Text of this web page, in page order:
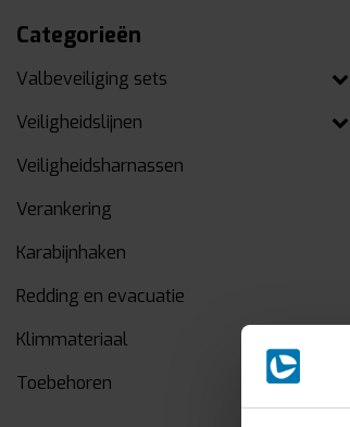
Categorieën
Valbeveiliging sets
Veiligheidslijnen
Veiligheidsharnassen
Verankering
Karabijnhaken
Redding en evacuatie
Klimmateriaal
Toebehoren